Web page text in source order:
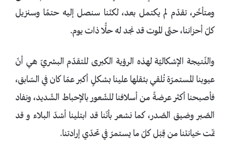
ومتأخّر، تقدّم لم يكتمل بعد، لكنّنا سنصل إليه حتمًا وسنزيل
كلّ أحزاننا، حتّى الموت قد نجد له حلًّا ذات يوم.
والنّتيجة الإشكاليّة لهذه الرؤية الكبرى للتقدّم البشريّ هي أنّ
عيوبنا المستمرّة تُلقي بثقلها علينا بشكلٍ أكبر عمّا كان في السّابق،
فأصبحنا أكثر عرضةً من أسلافنا للشّعور بالإحباط الشّديد، ونفاد
الصّبر وضيق الصّدر، كما نشعر بأنّنا قد ابتلينا أشدّ البلاء و قد
تمّت خيانتنا من قِبَل كلّ ما يستمرّ في تحدّي إرادتنا.